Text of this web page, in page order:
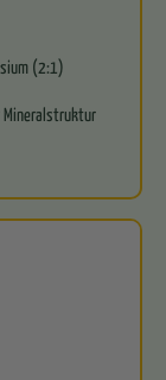
(2:1)
Mineralstruktur